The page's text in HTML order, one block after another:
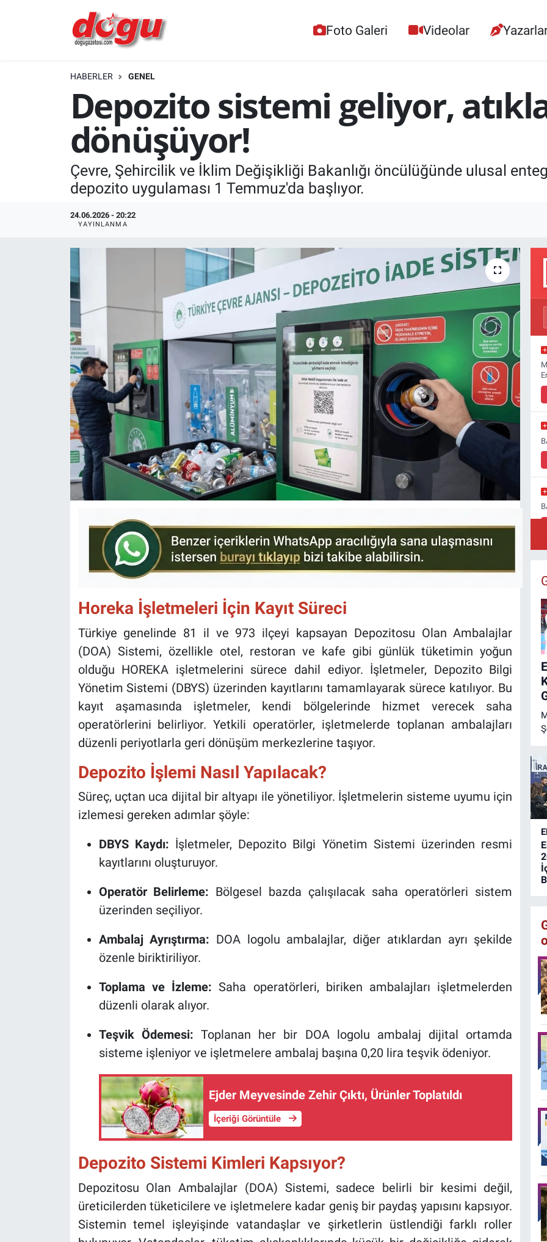
Foto Galeri Videolar
HABERLER GENEL
Depozito sistemi geliyor,
dönüşüyor!
Çevre, Şehircilik ve İklim Değişikliği Bakanlığı öncülüğünde ulusal
depozito uygulaması 1 Temmuz'da başlıyor.
24.06.2026 - 20:22
YAYINLANMA
Horeka İşletmeleri İçin Kayıt Süreci
Türkiye genelinde 81 il ve 973 ilçeyi kapsayan Depozitosu Olan Ambalajlar
(DOA) Sistemi, özellikle otel, restoran ve kafe gibi günlük tüketimin yoğun
olduğu HOREKA işletmelerini sürece dahil ediyor. İşletmeler, Depozito Bilgi
Yönetim Sistemi (DBYS) üzerinden kayıtlarını tamamlayarak sürece katılıyor. Bu
kayıt aşamasında işletmeler, kendi bölgelerinde hizmet verecek saha
operatörlerini belirliyor. Yetkili operatörler, işletmelerde toplanan ambalajları
düzenli periyotlarla geri dönüşüm merkezlerine taşıyor.
Depozito İşlemi Nasıl Yapılacak?
Süreç, uçtan uca dijital bir altyapı ile yönetiliyor. İşletmelerin sisteme uyumu için
izlemesi gereken adımlar şöyle:
DBYS Kaydı: İşletmeler, Depozito Bilgi Yönetim Sistemi üzerinden resmi
kayıtlarını oluşturuyor.
Operatör Belirleme: Bölgesel bazda çalışılacak saha operatörleri sistem
üzerinden seçiliyor.
Ambalaj Ayrıştırma: DOA logolu ambalajlar, diğer atıklardan ayrı şekilde
özenle biriktiriliyor.
Toplama ve İzleme: Saha operatörleri, biriken ambalajları işletmelerden
düzenli olarak alıyor.
Teşvik Ödemesi: Toplanan her bir DOA logolu ambalaj dijital ortamda
sisteme işleniyor ve işletmelere ambalaj başına 0,20 lira teşvik ödeniyor.
Ejder Meyvesinde Zehir Çıktı, Ürünler Toplatıldı
İçeriği Görüntüle
Depozito Sistemi Kimleri Kapsıyor?
Depozitosu Olan Ambalajlar (DOA) Sistemi, sadece belirli bir kesimi değil,
üreticilerden tüketicilere ve işletmelere kadar geniş bir paydaş yapısını kapsıyor.
Sistemin temel işleyişinde vatandaşlar ve şirketlerin üstlendiği farklı roller
ERZINCAN
GÜNDEM
ERZİNCAN FOTOĞRAFLARI
KÜLTÜR-SANAT
Yerel Haber
Politika
RESMİ İLAN